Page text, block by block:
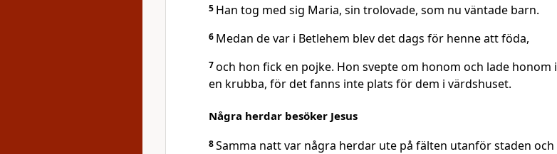
5 Han tog med sig Maria, sin trolovade, som nu väntade barn.
6 Medan de var i Betlehem blev det dags för henne att föda,
7och hon fick en pojke. Hon svepte om honom och lade honom i
en krubba, för det fanns inte plats för dem i värdshuset.
Några herdar besöker Jesus
8Samma natt var några herdar ute på fälten utanför staden och